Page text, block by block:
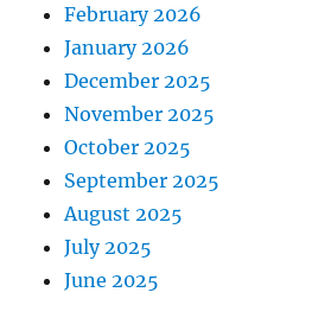
February 2026
January 2026
December 2025
November 2025
October 2025
September 2025
August 2025
July 2025
June 2025